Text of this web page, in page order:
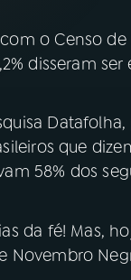
o Censo de
disseram
que
58% dos
da fé! Mas,
Novembro